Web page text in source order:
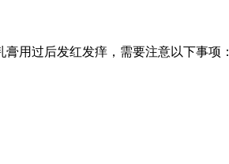
用过后发红发痒，需要注意以下事项：